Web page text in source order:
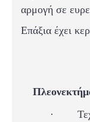
αρμογή σε
Επάξια έχει
·